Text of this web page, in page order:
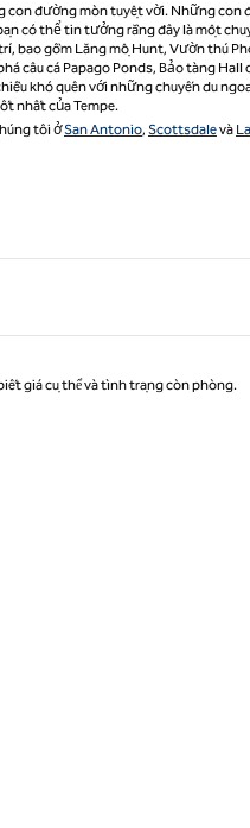
con đường mòn tuyệt vời. Những con
có thể tin tưởng rằng đây là một
bao gồm Lăng mộ Hunt, Vườn thú
câu cá Papago Ponds, Bảo tàng Hall
khó quên với những chuyến du
nhất của Tempe.
tôi ởSan Antonio, Scottsdalevà
giá cụ thể và tình trạng còn phòng.